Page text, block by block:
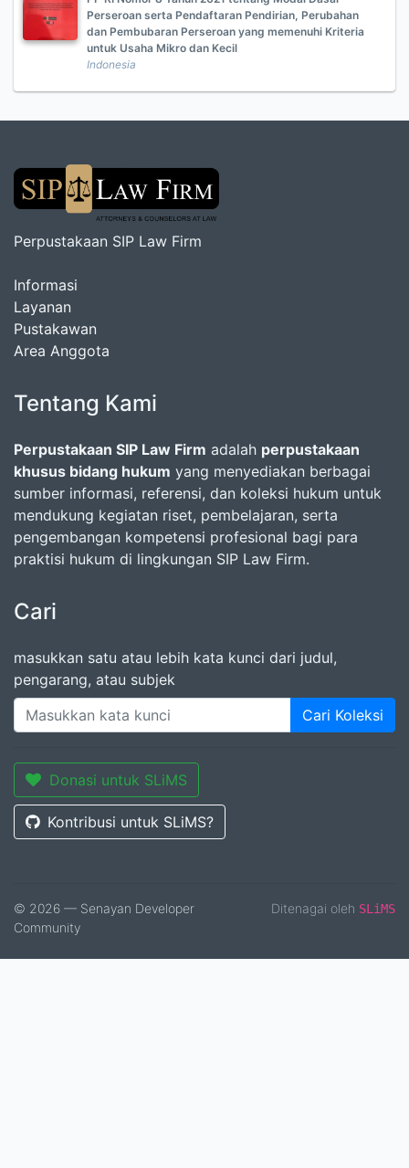
Perseroan serta Pendaftaran Pendirian, Perubahan
dan Pembubaran Perseroan yang memenuhi Kriteria
untuk Usaha Mikro dan Kecil
Indonesia
Perpustakaan SIP Law Firm
Informasi
Layanan
Pustakawan
Area Anggota
Tentang Kami
Perpustakaan SIP Law Firm adalah perpustakaan
khusus bidang hukum yang menyediakan berbagai
sumber informasi, referensi, dan koleksi hukum untuk
mendukung kegiatan riset, pembelajaran, serta
pengembangan kompetensi profesional bagi para
praktisi hukum di lingkungan SIP Law Firm.
Cari
masukkan satu atau lebih kata kunci dari judul,
pengarang, atau subjek
Cari Koleksi
Donasi untuk SLiMS
Kontribusi untuk SLiMS?
© 2026 — Senayan Developer
Community
Ditenagai oleh SLiMS